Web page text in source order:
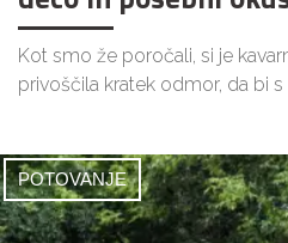
Kot smo že poročali, si je
privoščila kratek odmor, da bi
POTOVANJE